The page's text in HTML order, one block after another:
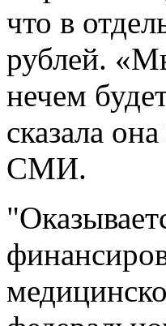
что в
рублей.
нечем
сказала
СМИ.